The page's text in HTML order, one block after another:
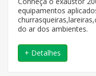
equipamentos
do ar dos ambientes.
+ Detalhes